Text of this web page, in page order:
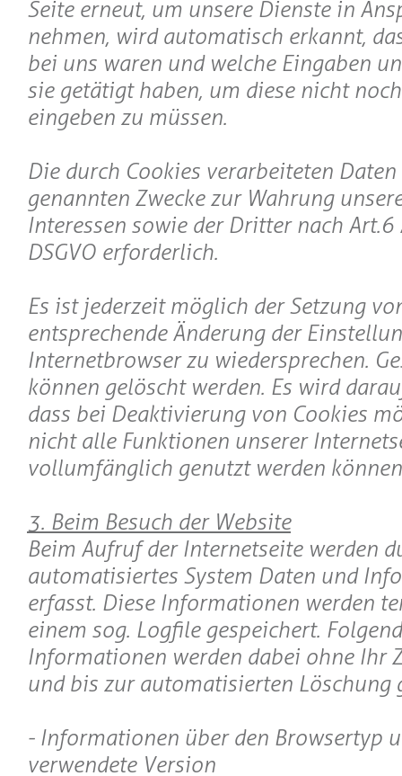
Seite erneut, um unsere Dienste in
nehmen, wird automatisch erkannt,
bei uns waren und welche Eingaben
sie getätigt haben, um diese nicht
eingeben zu müssen.
Die durch Cookies verarbeiteten
genannten Zwecke zur Wahrung
Interessen sowie der Dritter nach Art. 6
DSGVO erforderlich.
Es ist jederzeit möglich der Setzung
entsprechende Änderung der
Internetbrowser zu wiedersprechen.
können gelöscht werden. Es wird
dass bei Deaktivierung von Cookies
nicht alle Funktionen unserer
vollumfänglich genutzt werden
3. Beim Besuch der Website
Beim Aufruf der Internetseite werden
automatisiertes System Daten und
erfasst. Diese Informationen werden
einem sog. Logfile gespeichert.
Informationen werden dabei ohne Ihr
und bis zur automatisierten Löschung
- Informationen über den Browsertyp
verwendete Version